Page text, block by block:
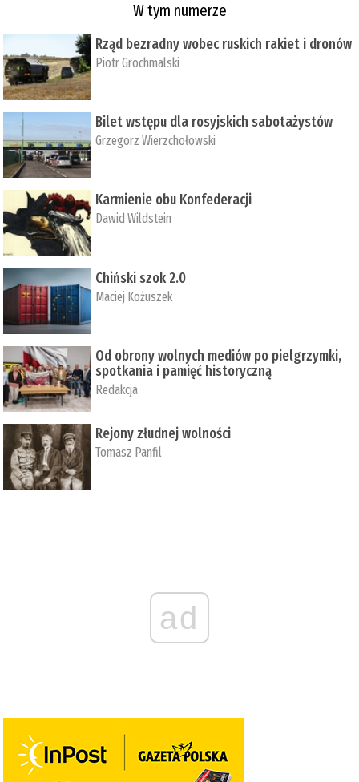
W tym numerze
Rząd bezradny wobec ruskich rakiet i dronów
Piotr Grochmalski
Bilet wstępu dla rosyjskich sabotażystów
Grzegorz Wierzchołowski
Karmienie obu Konfederacji
Dawid Wildstein
Chiński szok 2.0
Maciej Kożuszek
Od obrony wolnych mediów po pielgrzymki,
spotkania i pamięć historyczną
Redakcja
Rejony złudnej wolności
Tomasz Panfil
ad